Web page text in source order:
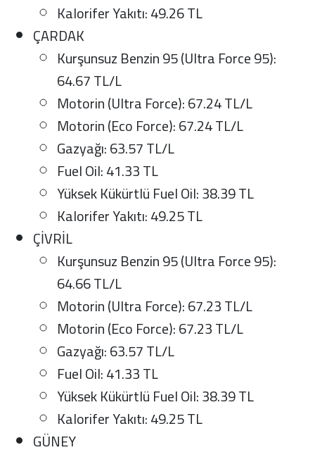
Kalorifer Yakıtı: 49.26 TL
ÇARDAK
Kurşunsuz Benzin 95 (Ultra Force 95):
64.67 TL/L
Motorin (Ultra Force): 67.24 TL/L
Motorin (Eco Force): 67.24 TL/L
Gazyağı: 63.57 TL/L
Fuel Oil: 41.33 TL
Yüksek Kükürtlü Fuel Oil: 38.39 TL
Kalorifer Yakıtı: 49.25 TL
ÇİVRİL
Kurşunsuz Benzin 95 (Ultra Force 95):
64.66 TL/L
Motorin (Ultra Force): 67.23 TL/L
Motorin (Eco Force): 67.23 TL/L
Gazyağı: 63.57 TL/L
Fuel Oil: 41.33 TL
Yüksek Kükürtlü Fuel Oil: 38.39 TL
Kalorifer Yakıtı: 49.25 TL
GÜNEY